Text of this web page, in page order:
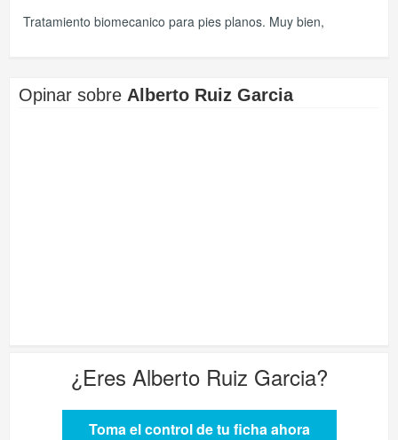
Tratamiento biomecanico para pies planos. Muy bien,
Opinar sobre Alberto Ruiz Garcia
¿Eres Alberto Ruiz Garcia?
Toma el control de tu ficha ahora